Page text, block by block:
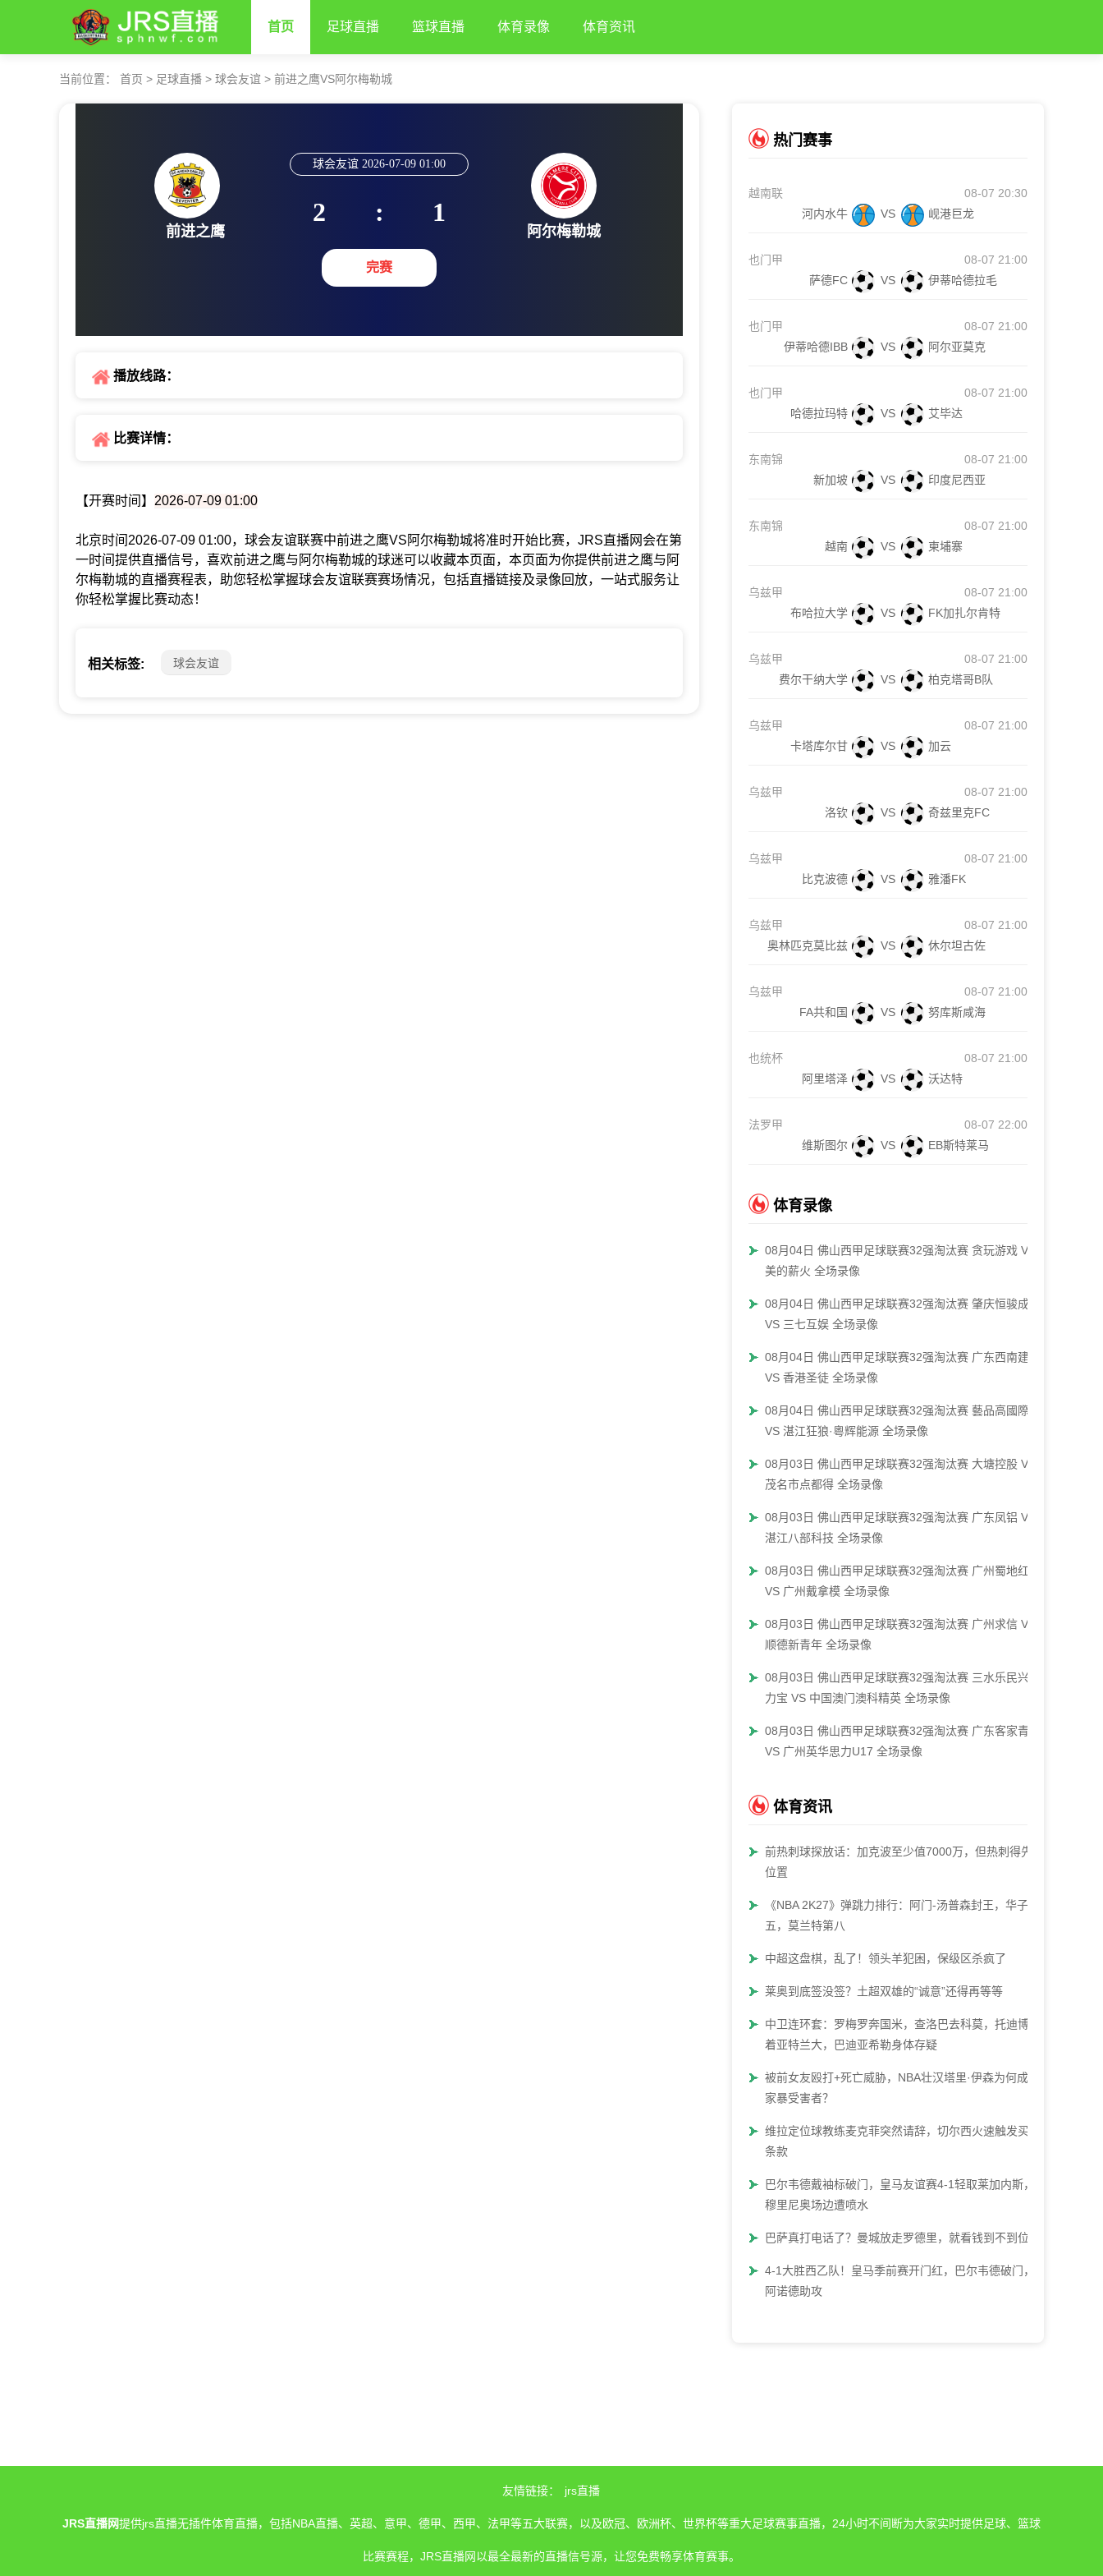
首页 足球直播 篮球直播 体育录像 体育资讯
当前位置： 首页 > 足球直播 > 球会友谊 > 前进之鹰VS阿尔梅勒城
前进之鹰
球会友谊 2026-07-09 01:00
2 : 1
完赛
阿尔梅勒城
播放线路：
比赛详情：
【开赛时间】 2026-07-09 01:00
北京时间2026-07-09 01:00，球会友谊联赛中前进之鹰VS阿尔梅勒城将准时开始比赛，JRS直播网会在第
一时间提供直播信号，喜欢前进之鹰与阿尔梅勒城的球迷可以收藏本页面，本页面为你提供前进之鹰与阿
尔梅勒城的直播赛程表，助您轻松掌握球会友谊联赛赛场情况，包括直播链接及录像回放，一站式服务让
你轻松掌握比赛动态！
相关标签: 球会友谊
热门赛事
越南联
08-07 20:30
河内水牛
VS 岘港巨龙
也门甲
08-07 21:00
萨德FC
VS 伊蒂哈德拉毛
也门甲
08-07 21:00
伊蒂哈德IBB
VS 阿尔亚莫克
也门甲
08-07 21:00
哈德拉玛特
VS 艾毕达
东南锦
08-07 21:00
新加坡
VS 印度尼西亚
东南锦
08-07 21:00
越南
VS 柬埔寨
乌兹甲
08-07 21:00
布哈拉大学
VS FK加扎尔肯特
乌兹甲
08-07 21:00
费尔干纳大学
VS 柏克塔哥B队
乌兹甲
08-07 21:00
卡塔库尔甘
VS 加云
乌兹甲
08-07 21:00
洛钦
VS 奇兹里克FC
乌兹甲
08-07 21:00
比克波德
VS 雅潘FK
乌兹甲
08-07 21:00
奥林匹克莫比兹
VS 休尔坦古佐
乌兹甲
08-07 21:00
FA共和国
VS 努库斯咸海
也统杯
08-07 21:00
阿里塔泽
VS 沃达特
法罗甲
08-07 22:00
维斯图尔
VS EB斯特莱马
体育录像
08月04日 佛山西甲足球联赛32强淘汰赛 贪玩游戏 VS
美的薪火 全场录像
08月04日 佛山西甲足球联赛32强淘汰赛 肇庆恒骏成
VS 三七互娱 全场录像
08月04日 佛山西甲足球联赛32强淘汰赛 广东西南建设
VS 香港圣徒 全场录像
08月04日 佛山西甲足球联赛32强淘汰赛 藝品高國際
VS 湛江狂狼·粵辉能源 全场录像
08月03日 佛山西甲足球联赛32强淘汰赛 大塘控股 VS
茂名市点都得 全场录像
08月03日 佛山西甲足球联赛32强淘汰赛 广东凤铝 VS
湛江八部科技 全场录像
08月03日 佛山西甲足球联赛32强淘汰赛 广州蜀地红
VS 广州戴拿模 全场录像
08月03日 佛山西甲足球联赛32强淘汰赛 广州求信 VS
顺德新青年 全场录像
08月03日 佛山西甲足球联赛32强淘汰赛 三水乐民兴健
力宝 VS 中国澳门澳科精英 全场录像
08月03日 佛山西甲足球联赛32强淘汰赛 广东客家青年
VS 广州英华思力U17 全场录像
体育资讯
前热刺球探放话：加克波至少值7000万，但热刺得先腾
位置
《NBA 2K27》弹跳力排行：阿门-汤普森封王，华子第
五，莫兰特第八
中超这盘棋，乱了！领头羊犯困，保级区杀疯了
莱奥到底签没签？土超双雄的“诚意”还得再等等
中卫连环套：罗梅罗奔国米，查洛巴去科莫，托迪博瞄
着亚特兰大，巴迪亚希勒身体存疑
被前女友殴打+死亡威胁，NBA壮汉塔里·伊森为何成了
家暴受害者？
维拉定位球教练麦克菲突然请辞，切尔西火速触发买断
条款
巴尔韦德戴袖标破门，皇马友谊赛4-1轻取莱加内斯，
穆里尼奥场边遭喷水
巴萨真打电话了？曼城放走罗德里，就看钱到不到位
4-1大胜西乙队！皇马季前赛开门红，巴尔韦德破门，
阿诺德助攻
友情链接： jrs直播
JRS直播网提供jrs直播无插件体育直播，包括NBA直播、英超、意甲、德甲、西甲、法甲等五大联赛，以及欧冠、欧洲杯、世界杯等重大足球赛事直播，24小时不间断为大家实时提供足球、篮球
比赛赛程，JRS直播网以最全最新的直播信号源，让您免费畅享体育赛事。